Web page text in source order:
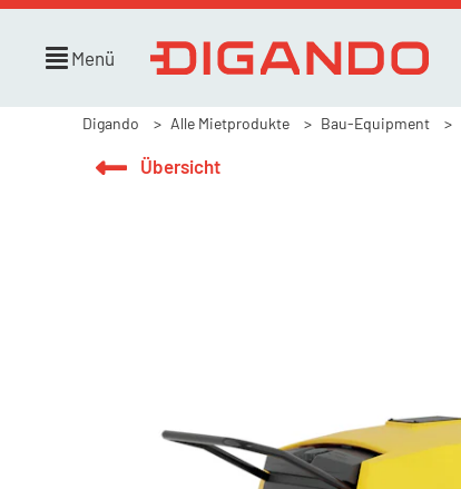
Menü
Digando Alle Mietprodukte Bau-Equipment
Übersicht